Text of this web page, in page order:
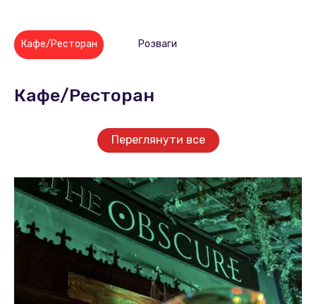
Кафе/Ресторан Розваги
Кафе/Ресторан
Переглянути все